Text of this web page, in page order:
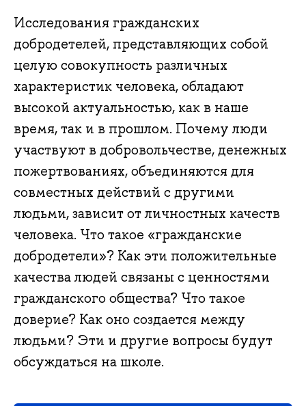
Исследования гражданских
добродетелей, представляющих собой
целую совокупность различных
характеристик человека, обладают
высокой актуальностью, как в наше
время, так и в прошлом. Почему люди
участвуют в добровольчестве, денежных
пожертвованиях, объединяются для
совместных действий с другими
людьми, зависит от личностных качеств
человека. Что такое «гражданские
добродетели»? Как эти положительные
качества людей связаны с ценностями
гражданского общества? Что такое
доверие? Как оно создается между
людьми? Эти и другие вопросы будут
обсуждаться на школе.